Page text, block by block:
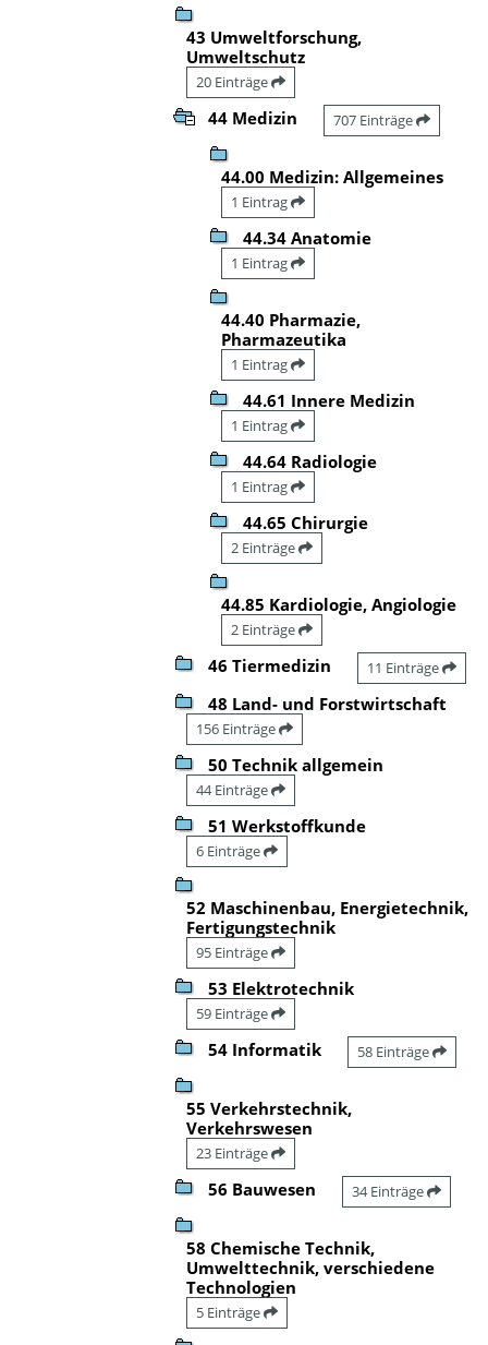
43 Umweltforschung,
Umweltschutz
20 Einträge
44 Medizin 707 Einträge
44.00 Medizin: Allgemeines
1 Eintrag
44.34 Anatomie
1 Eintrag
44.40 Pharmazie,
Pharmazeutika
1 Eintrag
44.61 Innere Medizin
1 Eintrag
44.64 Radiologie
1 Eintrag
44.65 Chirurgie
2 Einträge
44.85 Kardiologie, Angiologie
2 Einträge
46 Tiermedizin 11 Einträge
48 Land- und Forstwirtschaft
156 Einträge
50 Technik allgemein
44 Einträge
51 Werkstoffkunde
6 Einträge
52 Maschinenbau, Energietechnik,
Fertigungstechnik
95 Einträge
53 Elektrotechnik
59 Einträge
54 Informatik 58 Einträge
55 Verkehrstechnik,
Verkehrswesen
23 Einträge
56 Bauwesen 34 Einträge
58 Chemische Technik,
Umwelttechnik, verschiedene
Technologien
5 Einträge